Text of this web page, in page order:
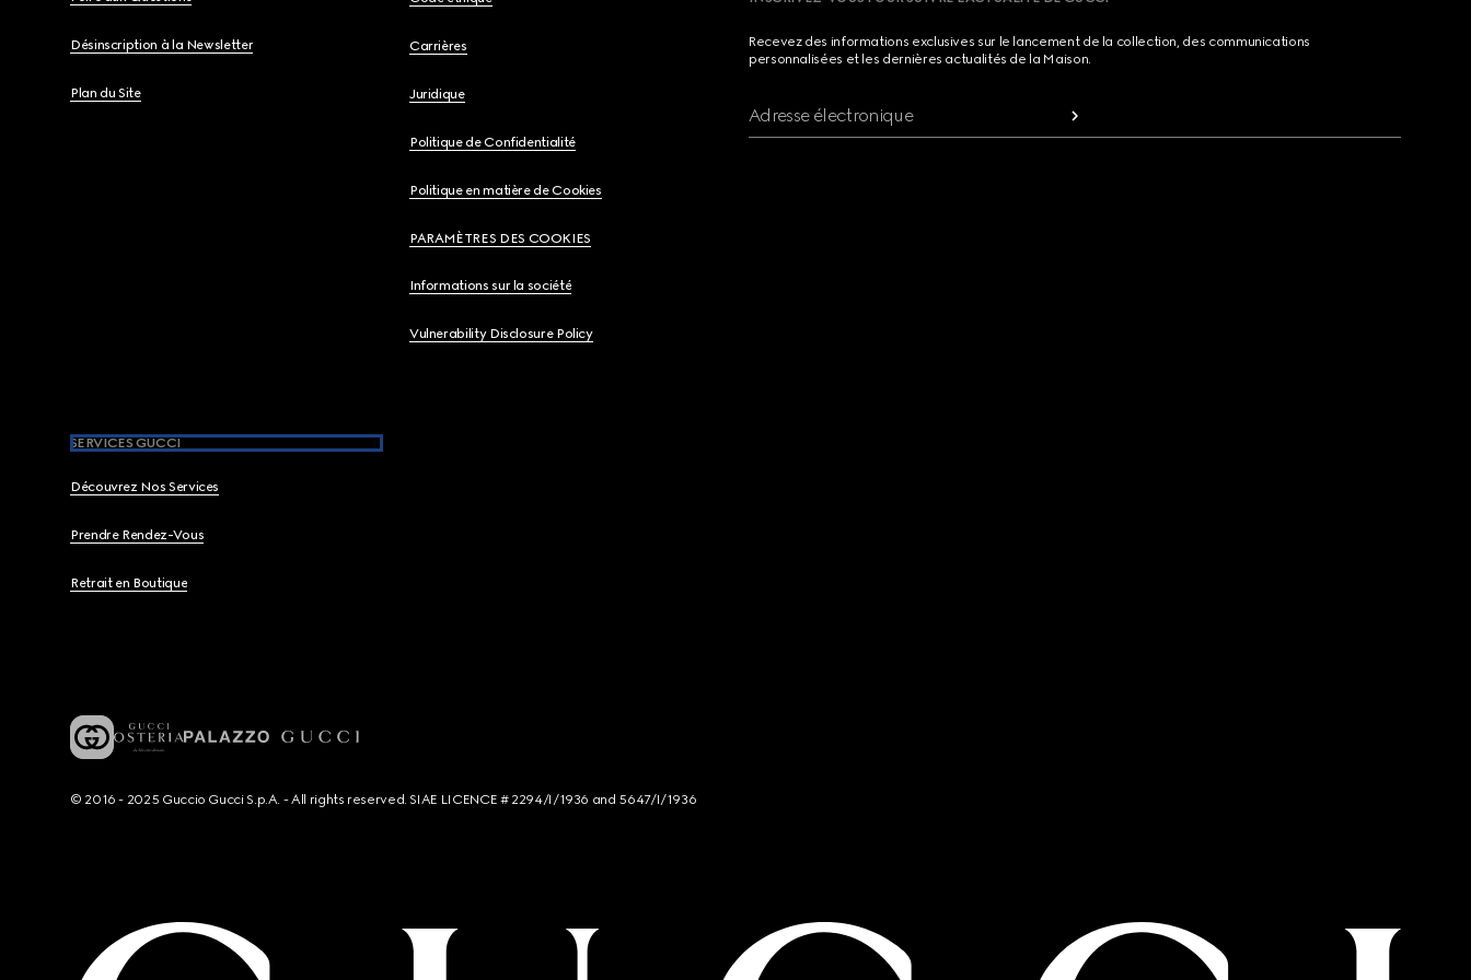
Désinscription à la Newsletter
Plan du Site
Carrières
Juridique
Politique de Confidentialité
Politique en matière de Cookies
PARAMÈTRES DES COOKIES
Informations sur la société
Vulnerability Disclosure Policy
SERVICES GUCCI
Découvrez Nos Services
Prendre Rendez-Vous
Retrait en Boutique
Recevez des informations exclusives sur le lancement de la collection, des communications
personnalisées et les dernières actualités de la Maison.
Adresse électronique
© 2016 - 2025 Guccio Gucci S.p.A. - All rights reserved. SIAE LICENCE # 2294/I/1936 and 5647/I/1936